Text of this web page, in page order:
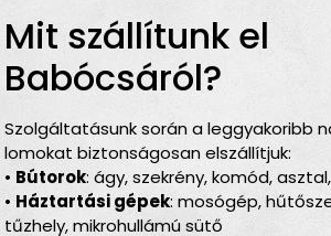
Mit szállítunk el
Babócsáról?
Szolgáltatásunk során a leggyakoribb
lomokat biztonságosan elszállítjuk:
• Bútorok: ágy, szekrény, komód,
• Háztartási gépek: mosógép,
tűzhely, mikrohullámú sütő